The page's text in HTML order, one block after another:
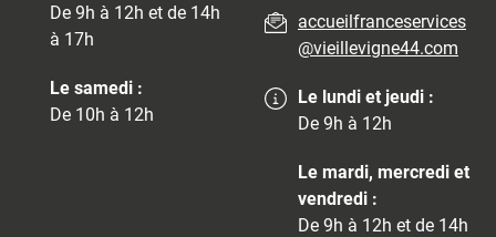
De 9h à 12h et de 14h
à 17h
Le samedi :
De 10h à 12h
accueilfranceservices
@vieillevigne44.com
Le lundi et jeudi :
De 9h à 12h
Le mardi, mercredi et
vendredi :
De 9h à 12h et de 14h